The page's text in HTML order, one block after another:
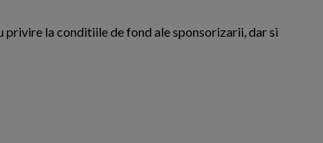
la conditiile de fond ale sponsorizarii, dar si